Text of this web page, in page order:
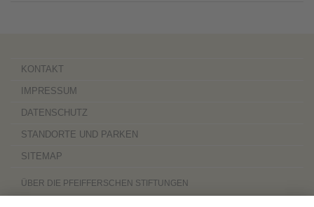
KONTAKT
IMPRESSUM
DATENSCHUTZ
STANDORTE UND PARKEN
SITEMAP
ÜBER DIE PFEIFFERSCHEN STIFTUNGEN